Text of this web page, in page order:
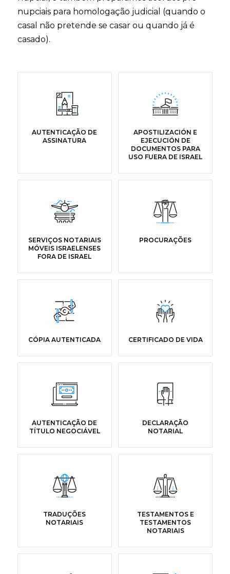
nupciais para homologação judicial (quando o
casal não pretende se casar ou quando já é
casado).
AUTENTICAÇÃO DE
ASSINATURA
APOSTILIZACIÓN E
EJECUCIÓN DE
DOCUMENTOS PARA
USO FUERA DE ISRAEL
SERVIÇOS NOTARIAIS
MÓVEIS ISRAELENSES
FORA DE ISRAEL
PROCURAÇÕES
CÓPIA AUTENTICADA CERTIFICADO DE VIDA
AUTENTICAÇÃO DE
TÍTULO NEGOCIÁVEL
DECLARAÇÃO
NOTARIAL
TRADUÇÕES
NOTARIAIS
TESTAMENTOS E
TESTAMENTOS
NOTARIAIS